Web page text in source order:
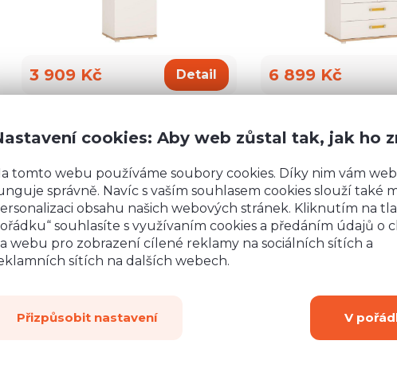
3 909 Kč Detail 6 899 Kč
personál,
prodlení.
i
Jsem nadšený z vašeho rychlého jednání,
spoustu odpovědí. Váš přístup je zřejmě
hodně za Vámi. Moc děkuji za odpověď a
cookies: Aby web zůstal tak, jak ho
tomto webu používáme soubory cookies. Díky nim vám web
správně. Navíc s vaším souhlasem cookies slouží také
obsahu našich webových stránek. Kliknutím na
souhlasíte s využívaním cookies a předáním údajů o
webu pro zobrazení cílené reklamy na sociálních sítích a
sítích na dalších webech.
Přizpůsobit nastavení V